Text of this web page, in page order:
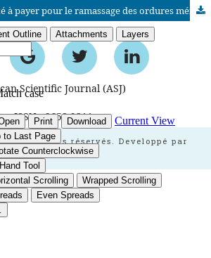
Volonté et capacité à payer pour le ramassage des ordures ménagères et facteurs associés : cas de la banlieue dakaroise (Sénégal)
Scientific Journal (ASJ)
ISSN : 2658-9311
tous droits réservés. Developpé par
BestGest